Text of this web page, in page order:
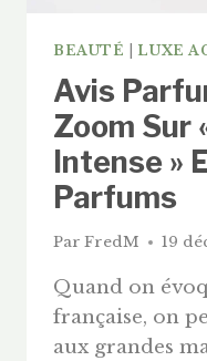
BEAUTÉ LUXE
Avis
Zoom Sur
Intense »
Parfums
Par FredM 19
Quand on
française, on
aux grandes